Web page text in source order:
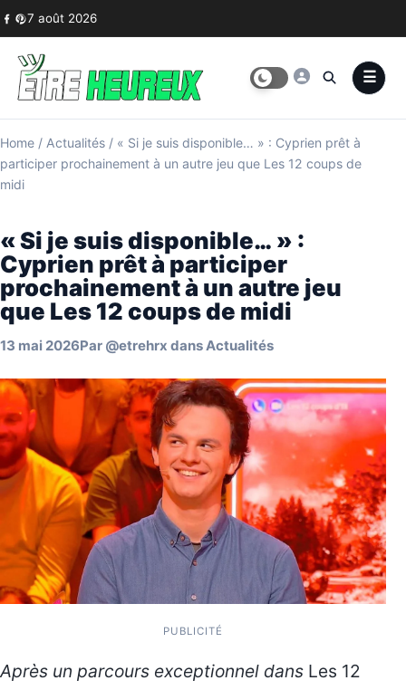
Skip to content
7 août 2026
Home / Actualités / « Si je suis disponible… » : Cyprien prêt à
participer prochainement à un autre jeu que Les 12 coups de
midi
« Si je suis disponible… » :
Cyprien prêt à participer
prochainement à un autre jeu
que Les 12 coups de midi
13 mai 2026Par @etrehrx dansActualités
PUBLICITÉ
Après un parcours exceptionnel dans Les 12